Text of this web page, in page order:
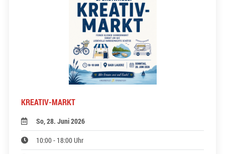
KREATIV-MARKT
So, 28. Juni 2026
10:00 - 18:00 Uhr